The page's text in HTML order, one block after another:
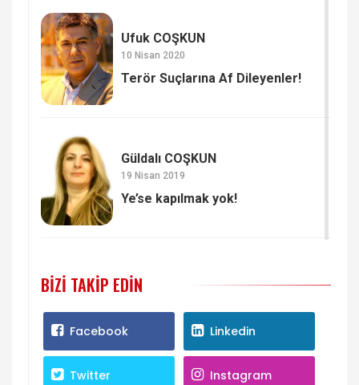
Ufuk COŞKUN
10 Nisan 2020
Terör Suçlarına Af Dileyenler!
Güldalı COŞKUN
19 Nisan 2019
Ye’se kapılmak yok!
BIZI TAKIP EDIN
Facebook Linkedin
Twitter Instagram